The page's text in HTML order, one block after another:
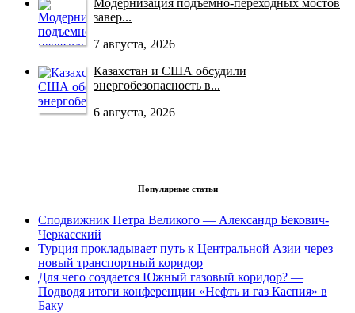
Модернизация подъемно-переходных мостов
завер...
7 августа, 2026
Казахстан и США обсудили
энергобезопасность в...
6 августа, 2026
Популярные статьи
Сподвижник Петра Великого — Александр Бекович-
Черкасский
Турция прокладывает путь к Центральной Азии через
новый транспортный коридор
Для чего создается Южный газовый коридор? —
Подводя итоги конференции «Нефть и газ Каспия» в
Баку